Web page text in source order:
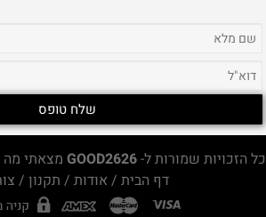
כל הזכויות שמורות ל-GOOD2626 מצאתי
דף הבית / אודות / תקנון /